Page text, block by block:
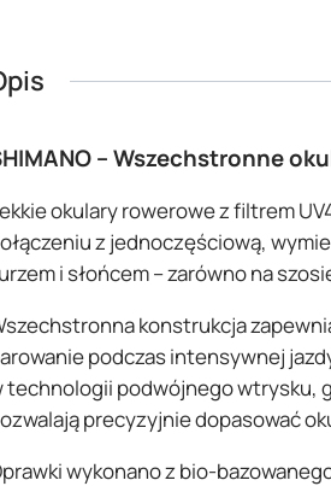
– Wszechstronne
okulary rowerowe z filtrem
z jednoczęściową,
i słońcem – zarówno na
konstrukcja
podczas intensywnej
technologii podwójnego wtrysku,
precyzyjnie dopasować
wykonano z bio-